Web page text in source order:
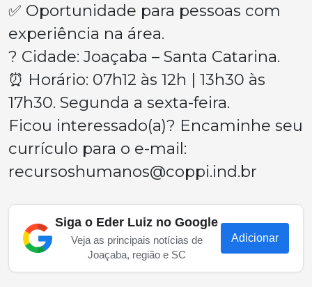
✅ Oportunidade para pessoas com
experiência na área.
? Cidade: Joaçaba – Santa Catarina.
⏰ Horário: 07h12 às 12h | 13h30 às
17h30. Segunda a sexta-feira.
Ficou interessado(a)? Encaminhe seu
currículo para o e-mail:
recursoshumanos@coppi.ind.br
Siga o Eder Luiz no Google
Veja as principais notícias de
Joaçaba, região e SC
Adicionar